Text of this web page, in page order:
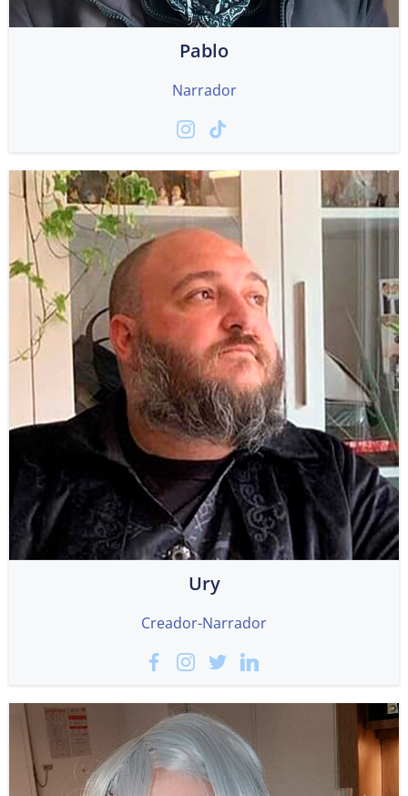
Pablo
Narrador
Ury
Creador-Narrador